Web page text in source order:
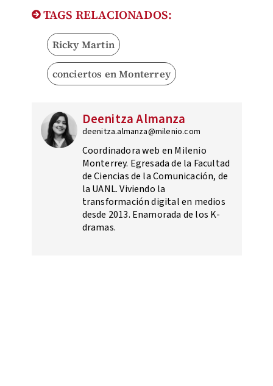
TAGS RELACIONADOS:
Ricky Martin
conciertos en Monterrey
Deenitza Almanza
deenitza.almanza@milenio.com
Coordinadora web en Milenio
Monterrey. Egresada de la Facultad
de Ciencias de la Comunicación, de
la UANL. Viviendo la
transformación digital en medios
desde 2013. Enamorada de los K-
dramas.